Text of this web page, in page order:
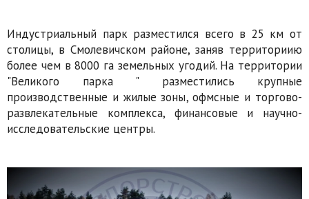
Индустриальный парк разместился всего в 25 км от
столицы, в Смолевичском районе, заняв территориию
более чем в 8000 га земельных угодий. На территории
"Великого парка " разместились крупные
производственные и жилые зоны, офмсные и торгово-
развлекательные комплекса, финансовые и научно-
исследовательские центры.